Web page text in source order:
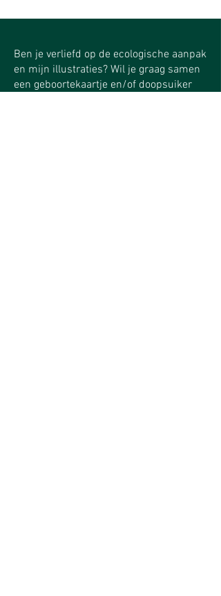
Ben je verliefd op de ecologische aanpak
en mijn illustraties? Wil je graag samen
een geboortekaartje en/of doopsuiker